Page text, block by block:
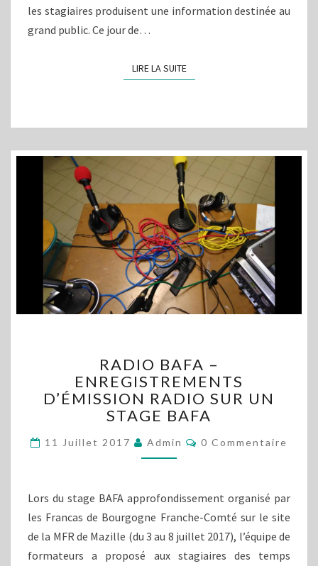
les stagiaires produisent une information destinée au
grand public. Ce jour de…
LIRE LA SUITELIRE LA SUITE
BAFA
–
ENREGISTREMENTS
D’ÉMISSION
SUR
UN
RADIO BAFA –
ENREGISTREMENTS
D’ÉMISSION RADIO SUR UN
STAGE BAFA
11 Juillet 2017 Admin Commentaires
0 Commentaire
Lors du stage BAFA approfondissement organisé par
les Francas de Bourgogne Franche-Comté sur le site
de la MFR de Mazille (du 3 au 8 juillet 2017), l’équipe de
formateurs a proposé aux stagiaires des temps